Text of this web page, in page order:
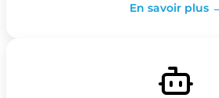
En savoir plus